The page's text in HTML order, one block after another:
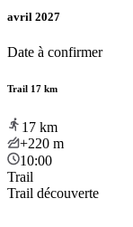
avril 2027
Date à confirmer
Trail 17 km
17 km
+220 m
10:00
Trail
Trail découverte